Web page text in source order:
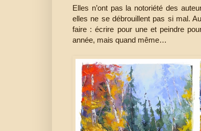
Elles n’ont pas la notoriété des
elles ne se débrouillent pas si mal.
faire : écrire pour une et peindre
année, mais quand même…